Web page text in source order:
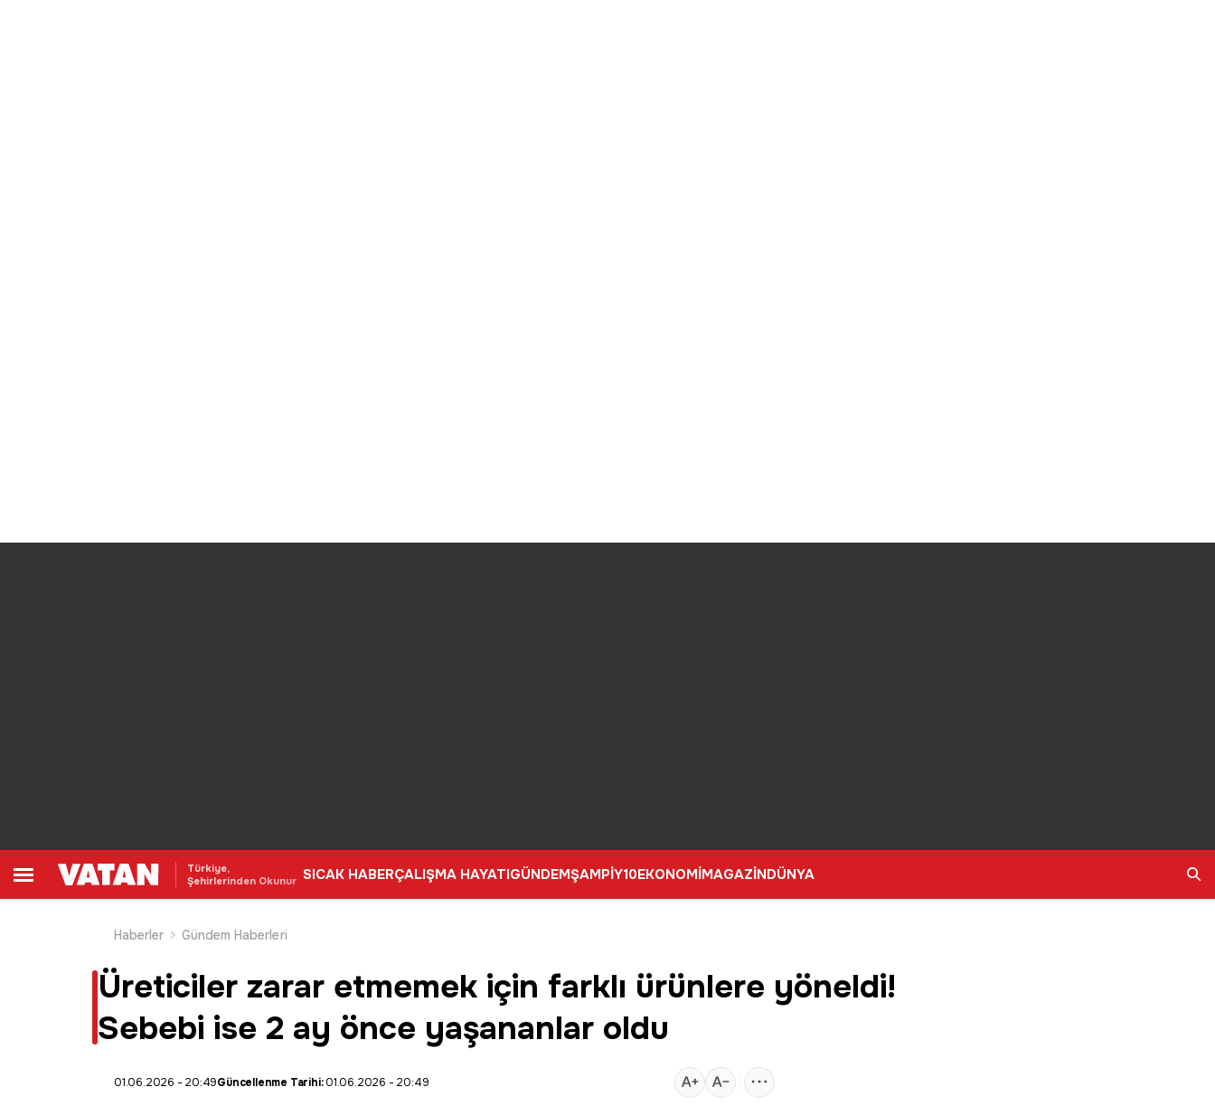
Türkiye,
Şehirlerinden Okunur SICAK HABERÇALIŞMA HAYATIGÜNDEMŞAMPİY10EKONOMİMAGAZİNDÜNYA
Haberler
Gündem Haberleri
Üreticiler zarar etmemek için farklı ürünlere yöneldi!
Sebebi ise 2 ay önce yaşananlar oldu
01.06.2026 - 20:49Güncellenme Tarihi:01.06.2026 - 20:49